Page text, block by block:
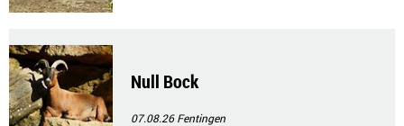
Null Bock
07.08.26Fentingen